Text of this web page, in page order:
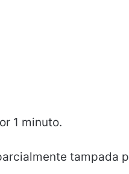
1 minuto.
tampada